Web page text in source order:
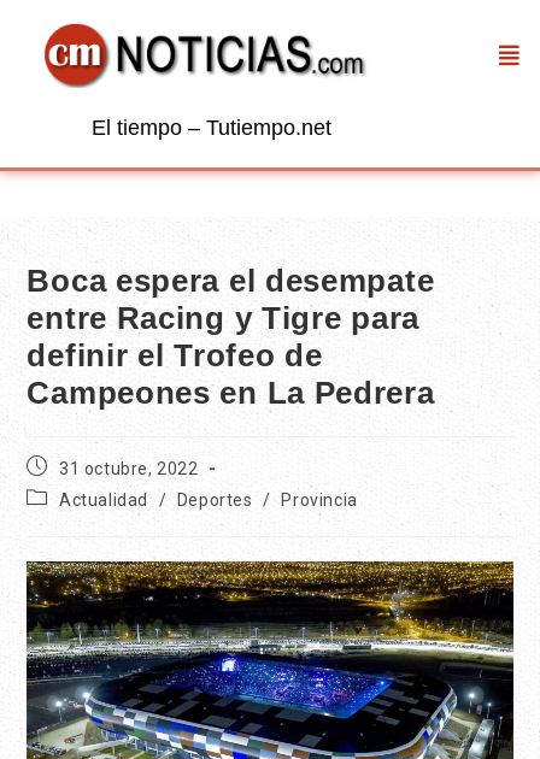
El tiempo – Tutiempo.net
Boca espera el desempate
entre Racing y Tigre para
definir el Trofeo de
Campeones en La Pedrera
31 octubre, 2022
Actualidad
/ Deportes / Provincia